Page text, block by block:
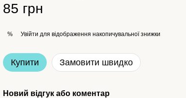
85 грн
% Увійти для відображення накопичувальної знижки
Купити Замовити швидко
Новий відгук або коментар